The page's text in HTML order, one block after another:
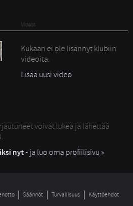
Videot
Kukaan ei ole lisännyt klubiin
videoita.
Lisää uusi video
voivat lukea ja lähettää
nyt- ja luo oma profiilisivu »
Säännöt Turvallisuus
Käyttöehdot